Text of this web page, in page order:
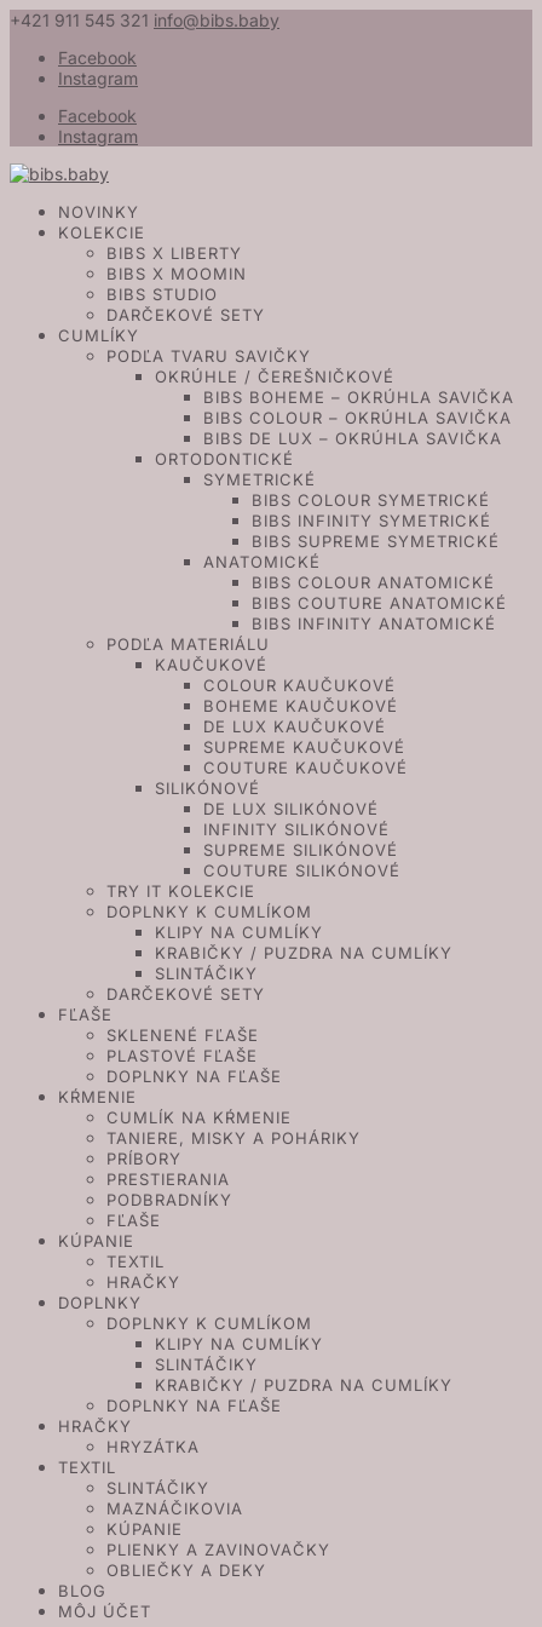
+421 911 545 321 info@bibs.baby
Facebook
Instagram
Facebook
Instagram
NOVINKY
KOLEKCIE
BIBS X LIBERTY
BIBS X MOOMIN
BIBS STUDIO
DARČEKOVÉ SETY
CUMLÍKY
PODĽA TVARU SAVIČKY
OKRÚHLE / ČEREŠNIČKOVÉ
BIBS BOHEME – OKRÚHLA SAVIČKA
BIBS COLOUR – OKRÚHLA SAVIČKA
BIBS DE LUX – OKRÚHLA SAVIČKA
ORTODONTICKÉ
SYMETRICKÉ
BIBS COLOUR SYMETRICKÉ
BIBS INFINITY SYMETRICKÉ
BIBS SUPREME SYMETRICKÉ
ANATOMICKÉ
BIBS COLOUR ANATOMICKÉ
BIBS COUTURE ANATOMICKÉ
BIBS INFINITY ANATOMICKÉ
PODĽA MATERIÁLU
KAUČUKOVÉ
COLOUR KAUČUKOVÉ
BOHEME KAUČUKOVÉ
DE LUX KAUČUKOVÉ
SUPREME KAUČUKOVÉ
COUTURE KAUČUKOVÉ
SILIKÓNOVÉ
DE LUX SILIKÓNOVÉ
INFINITY SILIKÓNOVÉ
SUPREME SILIKÓNOVÉ
COUTURE SILIKÓNOVÉ
TRY IT KOLEKCIE
DOPLNKY K CUMLÍKOM
KLIPY NA CUMLÍKY
KRABIČKY / PUZDRA NA CUMLÍKY
SLINTÁČIKY
DARČEKOVÉ SETY
FĽAŠE
SKLENENÉ FĽAŠE
PLASTOVÉ FĽAŠE
DOPLNKY NA FĽAŠE
KŔMENIE
CUMLÍK NA KŔMENIE
TANIERE, MISKY A POHÁRIKY
PRÍBORY
PRESTIERANIA
PODBRADNÍKY
FĽAŠE
KÚPANIE
TEXTIL
HRAČKY
DOPLNKY
DOPLNKY K CUMLÍKOM
KLIPY NA CUMLÍKY
SLINTÁČIKY
KRABIČKY / PUZDRA NA CUMLÍKY
DOPLNKY NA FĽAŠE
HRAČKY
HRYZÁTKA
TEXTIL
SLINTÁČIKY
MAZNÁČIKOVIA
KÚPANIE
PLIENKY A ZAVINOVAČKY
OBLIEČKY A DEKY
BLOG
MÔJ ÚČET